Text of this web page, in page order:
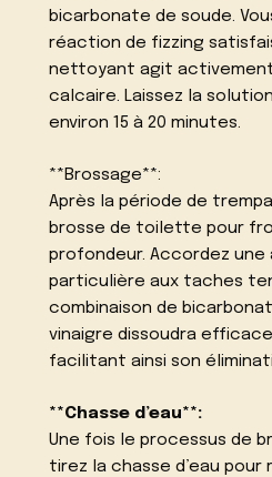
bicarbonate de soude.
réaction de fizzing
nettoyant agit
calcaire. Laissez la
environ 15 à 20 minutes.
**Brossage**:
Après la période de
brosse de toilette pour
profondeur. Accordez
particulière aux taches
combinaison de
vinaigre dissoudra
facilitant ainsi son
**Chasse d’eau**:
Une fois le processus de
tirez la chasse d’eau